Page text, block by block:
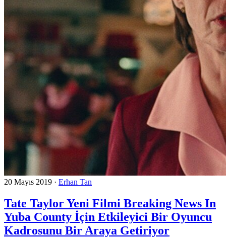
20 Mayıs 2019 · Erhan Tan
Tate Taylor Yeni Filmi Breaking News In
Yuba County İçin Etkileyici Bir Oyuncu
Kadrosunu Bir Araya Getiriyor